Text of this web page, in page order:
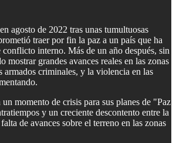
agosto de 2022 tras unas tumultuosas
traer por fin la paz a un país que ha
interno. Más de un año después, sin
mostrar grandes avances reales en las zonas
armados criminales, y la violencia en las
momento de crisis para sus planes de "Paz
y un creciente descontento entre la
de avances sobre el terreno en las zonas